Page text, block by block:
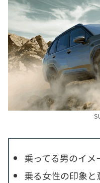
乗ってる男のイメ
乗る女性の印象と